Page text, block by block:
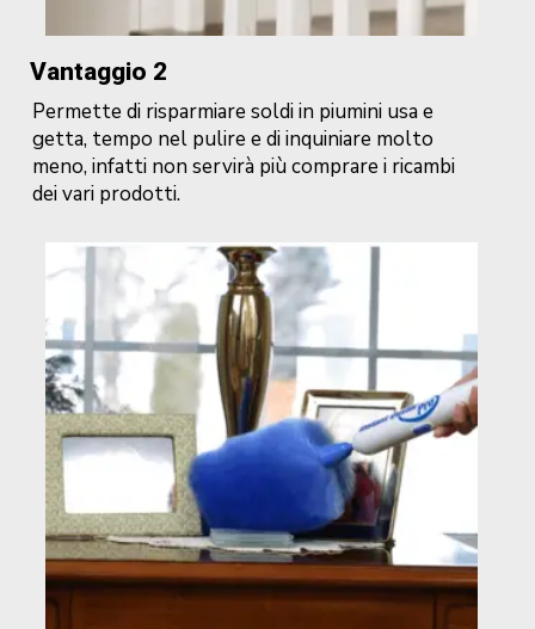
Vantaggio 2
Permette di risparmiare soldi in piumini usa e
getta, tempo nel pulire e di inquiniare molto
meno, infatti non servirà più comprare i ricambi
dei vari prodotti.